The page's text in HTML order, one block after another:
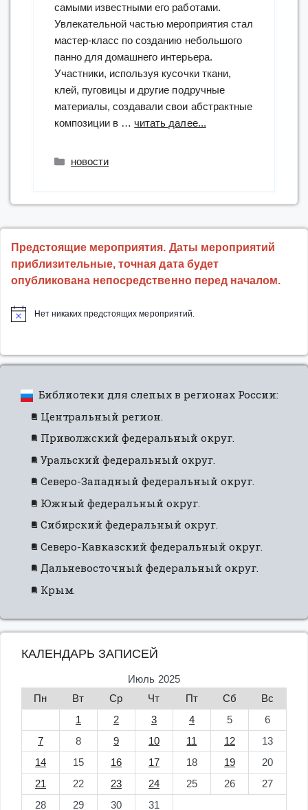
самыми известными его работами.
Увлекательной частью мероприятия стал
мастер-класс по созданию небольшого
панно для домашнего интерьера.
Участники, используя кусочки ткани,
клей, пуговицы и другие подручные
материалы, создавали свои абстрактные
композиции в …читать далее...
Рубрики
новости
Предстоящие мероприятия. Даты мероприятий
приблизительные, точная дата будет
опубликована непосредственно перед началом.
Нет никаких предстоящих мероприятий.
Библиотеки для слепых в регионах России:
Центральный регион.
Приволжский федеральный округ.
Уральский федеральный округ.
Северо-Западный федеральный округ.
Южный федеральный округ.
Сибирский федеральный округ.
Северо-Кавказский федеральный округ.
Дальневосточный федеральный округ.
Крым.
КАЛЕНДАРЬ ЗАПИСЕЙ
Июль 2025
Пн
Вт Ср Чт Пт Сб
Вс
1
2 3 4 5
6
7
8 9 10 11 12
13
14
15 16 17 18 19
20
21
22 23 24 25 26
27
28
29 30 31